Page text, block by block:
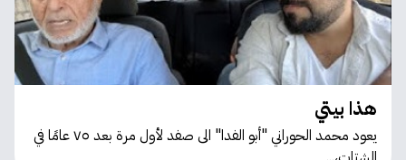
هذا بيتي
يعود محمد الحوراني "أبو الفدا" الى صفد لأول مرة بعد ٧٥ عامًا في